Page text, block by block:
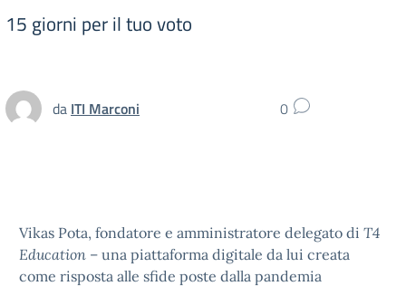
15 giorni per il tuo voto
da ITI Marconi 0
Vikas Pota, fondatore e amministratore delegato di T4
Education – una piattaforma digitale da lui creata
come risposta alle sfide poste dalla pandemia